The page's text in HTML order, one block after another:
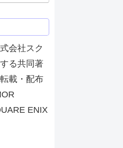
会社スク
る共同著
載・配布
ENIX